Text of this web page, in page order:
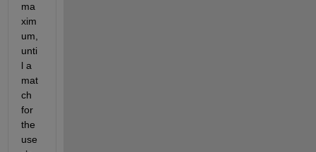
ma
xim
um,
unti
l a
mat
ch
for
the
use